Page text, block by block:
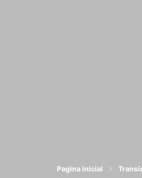
Pagina inicial